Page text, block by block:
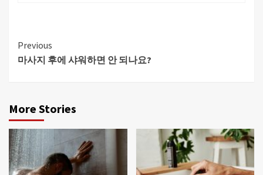
Continue
Reading
Previous
마사지 후에 샤워하면 안 되나요?
More Stories